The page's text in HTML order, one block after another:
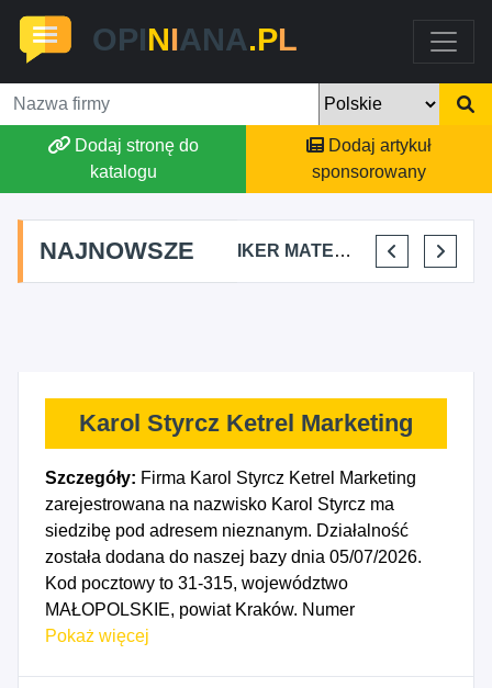
OPINIANA.PL
Dodaj stronę do
katalogu
Dodaj artykuł
sponsorowany
NAJNOWSZE
FALKON PROJEKT OSKAR LIS IKER MATEO LOZANO
Karol Styrcz Ketrel Marketing
Szczegóły: Firma Karol Styrcz Ketrel Marketing
zarejestrowana na nazwisko Karol Styrcz ma
siedzibę pod adresem nieznanym. Działalność
została dodana do naszej bazy dnia 05/07/2026.
Kod pocztowy to 31-315, województwo
MAŁOPOLSKIE, powiat Kraków. Numer
Identyfikacji Podatkowej NIP to 9452332165, a
Pokaż więcej